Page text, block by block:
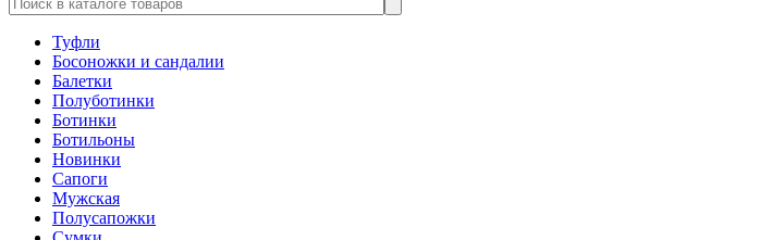
Туфли
Босоножки и сандалии
Балетки
Полуботинки
Ботинки
Ботильоны
Новинки
Сапоги
Мужская
Полусапожки